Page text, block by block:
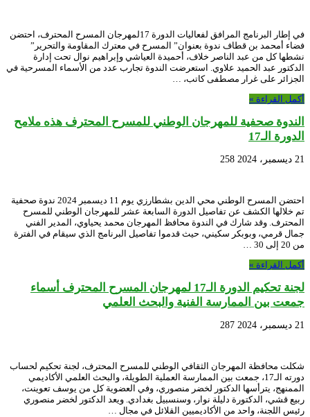
في إطار البرنامج المرافق لفعاليات الدورة 17لمهرجان المسرح المحترف، احتضن
فضاء أمحمد بن قطاف ندوة بعنوان” المسرح في معترك المقاومة والتحرير”
نشطها كل من عبد الناصر خلاف، أحميدة العياشي وإبراهيم نوال تحت إدارة
الدكتور عبد الحميد علاوي. استعرضت الندوة تجارب عدد من الأسماء المسرحية في
الجزائر على غرار مصطفى كاتب، …
أكمل القراءة »
الندوة صحفية للمهرجان الوطني للمسرح المحترف هذه ملامح
الدورة الـ17
21 ديسمبر، 2024 258
احتضن المسرح الوطني محي الدين بشطارزي يوم 11 ديسمبر 2024 ندوة صحفية
تم خلالها الكشف عن تفاصيل الدورة السابعة عشر للمهرجان الوطني للمسرح
المحترف. وقد شارك في الندوة محافظ المهرجان محمد يحياوي، المدير الفني
جمال قرمي، وبوبكر سكيني، حيث قدموا تفاصيل البرنامج الذي سيقام في الفترة
من 20 إلى 30 …
أكمل القراءة »
لجنة تحكيم الدورة الـ17 لمهرجان المسرح المحترف أسماء
جمعت بين الممارسة الفنية والبحث العلمي
21 ديسمبر، 2024 287
شكلت محافظة المهرجان الثقافي الوطني للمسرح المحترف، لجنة تحكيم لحساب
دورته الـ17، جمعت بين الممارسة العملية الطويلة، والبحث العلمي الأكاديمي
الممنهج، يترأسها الدكتور لخضر منصوري، وفي العضوية كل من يوسف تعوينت،
ربيع قشي، الدكتورة دليلة نوار، وسنسبيل بغدادي. ويعد الدكتور لخضر منصوري
رئيس اللجنة، واحد من الأكاديميين القلائل في مجال …